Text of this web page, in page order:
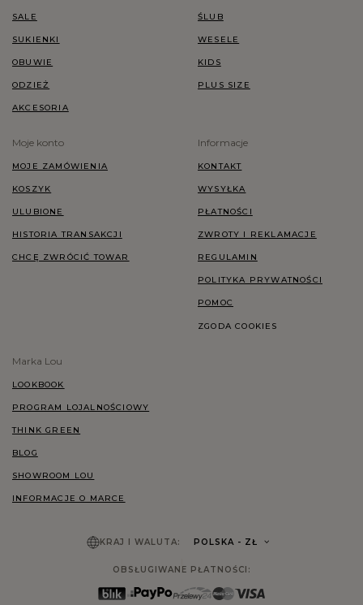
SALE
SUKIENKI
OBUWIE
ODZIEŻ
AKCESORIA
ŚLUB
WESELE
KIDS
PLUS SIZE
Moje konto
MOJE ZAMÓWIENIA
KOSZYK
ULUBIONE
HISTORIA TRANSAKCJI
CHCĘ ZWRÓCIĆ TOWAR
Informacje
KONTAKT
WYSYŁKA
PŁATNOŚCI
ZWROTY I REKLAMACJE
REGULAMIN
POLITYKA PRYWATNOŚCI
POMOC
ZGODA COOKIES
Marka Lou
LOOKBOOK
PROGRAM LOJALNOŚCIOWY
THINK GREEN
BLOG
SHOWROOM LOU
INFORMACJE O MARCE
KRAJ I WALUTA: POLSKA - ZŁ
OBSŁUGIWANE PŁATNOŚCI: